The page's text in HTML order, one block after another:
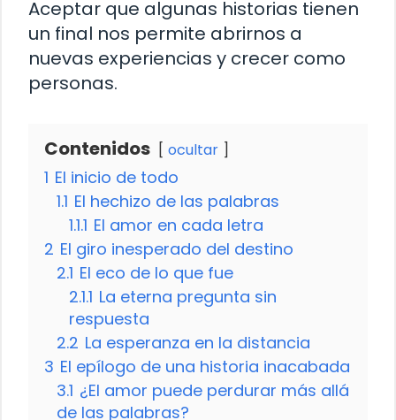
Aceptar que algunas historias tienen
un final nos permite abrirnos a
nuevas experiencias y crecer como
personas.
Contenidos ocultar
1 El inicio de todo
1.1 El hechizo de las palabras
1.1.1 El amor en cada letra
2 El giro inesperado del destino
2.1 El eco de lo que fue
2.1.1 La eterna pregunta sin
respuesta
2.2 La esperanza en la distancia
3 El epílogo de una historia inacabada
3.1 ¿El amor puede perdurar más allá
de las palabras?